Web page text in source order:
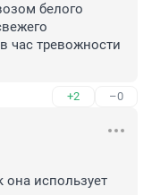
белого
час тревожности
+2 –0
она использует